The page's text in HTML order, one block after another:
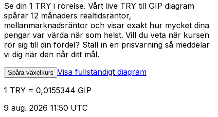
Se din 1 TRY i rörelse. Vårt live TRY till GIP diagram
spårar 12 månaders realtidsräntor,
mellanmarknadsräntor och visar exakt hur mycket dina
pengar var värda när som helst. Vill du veta när kursen
rör sig till din fördel? Ställ in en prisvarning så meddelar
vi dig när den når ditt mål.
Spåra växelkurs Visa fullständigt diagram
1 TRY = 0,0155344 GIP
9 aug. 2026 11:50 UTC